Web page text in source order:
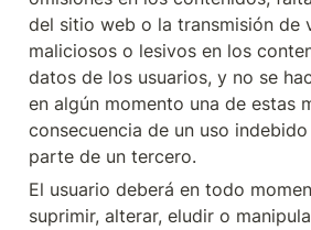
del sitio web o la transmisión de
maliciosos o lesivos en los
datos de los usuarios, y no se
en algún momento una de estas
consecuencia de un uso
parte de un tercero.
El usuario deberá en todo
suprimir, alterar, eludir o